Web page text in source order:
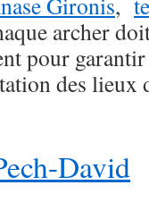
archer
pour
des lieux
David